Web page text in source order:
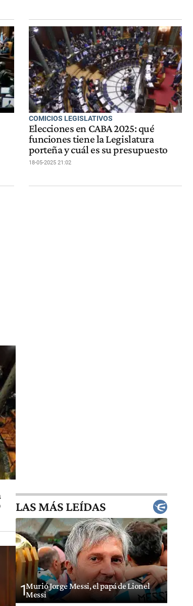
COMICIOS LEGISLATIVOS
Elecciones en CABA 2025: qué
funciones tiene la Legislatura
porteña y cuál es su presupuesto
18-05-2025 21:02
LAS MÁS LEÍDAS
1Murió Jorge Messi, el papá de Lionel
Messi